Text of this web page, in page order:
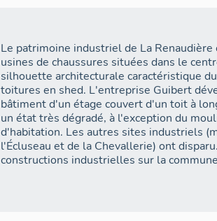
Le patrimoine industriel de La
usines de chaussures situées dans le
silhouette architecturale caractéristique
toitures en shed. L'entreprise Guibert
bâtiment d'un étage couvert d'un toit à longs pans. Les moulins de la
un état très dégradé, à l'exception du
d'habitation. Les autres sites industriels
l'Écluseau et de la Chevallerie) ont disparu. Aujourd'hui, il n'y a pas de nouvelles
constructions industrielles sur la